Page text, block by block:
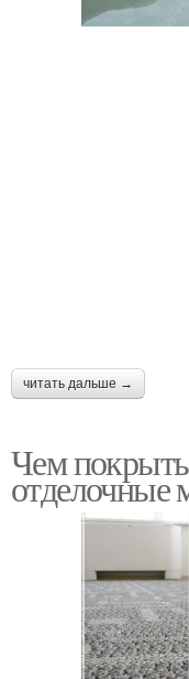
читать дальше →
Чем
отделочные